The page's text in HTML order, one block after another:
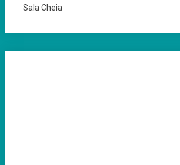
Sala Cheia